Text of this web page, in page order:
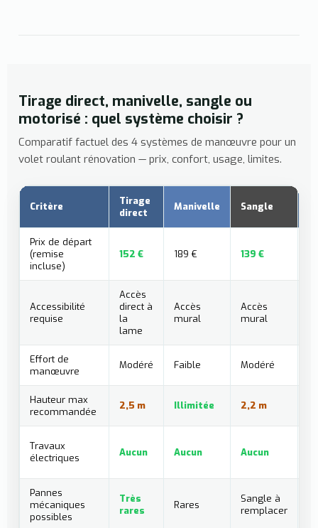
Tirage direct, manivelle, sangle ou
motorisé : quel système choisir ?
Comparatif factuel des 4 systèmes de manœuvre pour un
volet roulant rénovation — prix, confort, usage, limites.
Critère
Tirage
direct
Manivelle Sangle
Prix de départ
(remise
incluse)
152 € 189 € 139 €
Accessibilité
requise
Accès
direct à
la
lame
Accès
mural
Accès
mural
Effort de
manœuvre
Modéré Faible Modéré
Hauteur max
recommandée
2,5 m Illimitée 2,2 m
Travaux
électriques
Aucun Aucun Aucun
Pannes
mécaniques
possibles
Très
rares
Rares
Sangle à
remplacer